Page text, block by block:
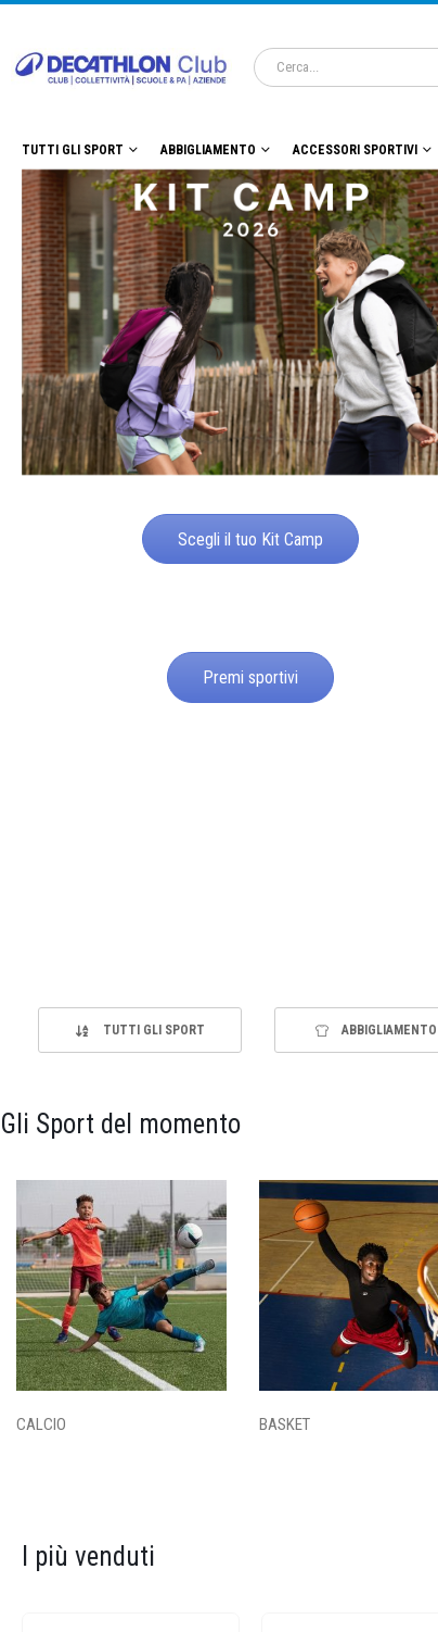
TUTTI GLI SPORT ABBIGLIAMENTO ACCESSORI SPORTIVI
Scegli il tuo Kit Camp
Premi sportivi
TUTTI GLI SPORT ABBIGLIAMENTO
Gli Sport del momento
CALCIO BASKET
I più venduti